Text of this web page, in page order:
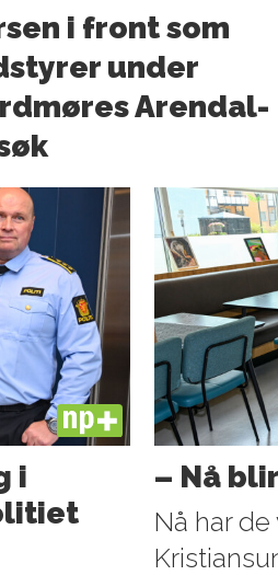
i front som
under
Arendal-
PLUS
i
– Nå
Nå har